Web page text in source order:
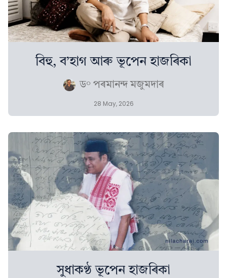
বিহু, ব’হাগ আৰু ভূপেন হাজৰিকা
ড° পৰমানন্দ মজুমদাৰ
28 May, 2026
সুধাকণ্ঠ ভূপেন হাজৰিকা